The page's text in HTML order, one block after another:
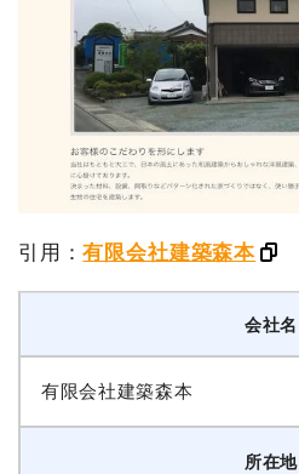
引用：有限会社建築森本
会社名
有限会社建築森本
所在地